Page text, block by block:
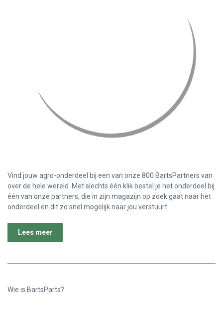
Vind jouw agro-onderdeel bij een van onze 800 BartsPartners van
over de hele wereld. Met slechts één klik bestel je het onderdeel bij
één van onze partners, die in zijn magazijn op zoek gaat naar het
onderdeel en dit zo snel mogelijk naar jou verstuurt.
Lees meer
Wie is BartsParts?